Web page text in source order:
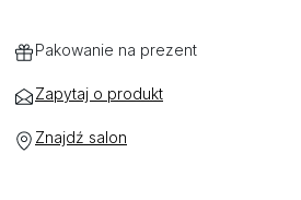
Pakowanie na prezent
Zapytaj o produkt
Znajdź salon